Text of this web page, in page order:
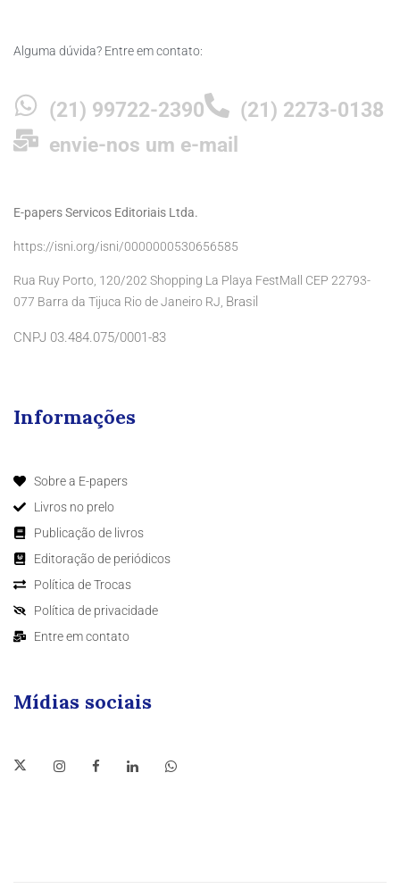
Alguma dúvida? Entre em contato:
(21) 99722-2390
(21) 2273-0138
envie-nos um e-mail
E-papers Servicos Editoriais Ltda.
https://isni.org/isni/0000000530656585
Rua Ruy Porto, 120/202 Shopping La Playa FestMall CEP 22793-
077 Barra da Tijuca Rio de Janeiro RJ, Brasil
CNPJ 03.484.075/0001-83
Informações
Sobre a E-papers
Livros no prelo
Publicação de livros
Editoração de periódicos
Política de Trocas
Política de privacidade
Entre em contato
Mídias sociais